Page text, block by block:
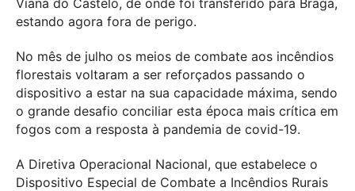
Viana do Castelo, de onde foi transferido para Braga,
estando agora fora de perigo.
No mês de julho os meios de combate aos incêndios
florestais voltaram a ser reforçados passando o
dispositivo a estar na sua capacidade máxima, sendo
o grande desafio conciliar esta época mais crítica em
fogos com a resposta à pandemia de covid-19.
A Diretiva Operacional Nacional, que estabelece o
Dispositivo Especial de Combate a Incêndios Rurais